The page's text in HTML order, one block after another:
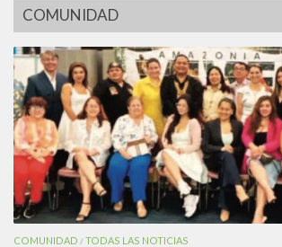
COMUNIDAD
COMUNIDAD /TODAS LAS NOTICIAS